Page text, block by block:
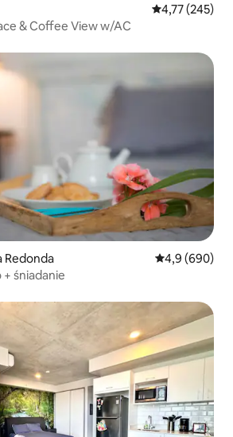
Średnia
4,77 (245)
& Coffee View w/AC
kategorii Wybór gości
Redonda Średnia
4,9 (690)
śniadanie
kategorii Wybór gości